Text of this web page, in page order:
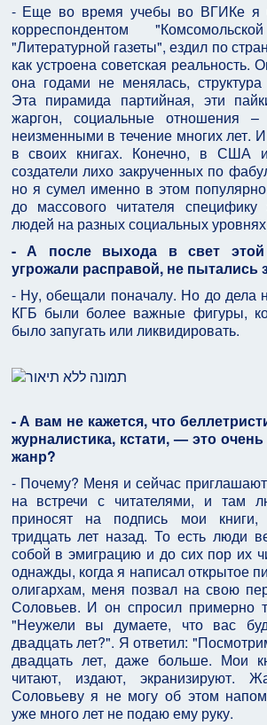
- Еще во время учебы во ВГИКе я
корреспондентом
"Литературной газеты", ездил по
как устроена советская реальность.
она годами не менялась,
Эта пирамида партийная, эти
жаргон, социальные отношения –
неизменными в течение многих лет.
в своих книгах. Конечно, в США
создатели лихо закрученных по
но я сумел именно в этом
до массового читателя специфику
людей на разных социальных
- А после выхода в свет
угрожали расправой, не пытались
- Ну, обещали поначалу. Но до дела
КГБ были более важные фигуры,
было запугать или ликвидировать.
- А вам не кажется, что
журналистика, кстати, — это
жанр?
- Почему? Меня и сейчас
на встречи с читателями, и там
приносят на подпись мои
тридцать лет назад. То есть люди
собой в эмиграцию и до сих пор их
однажды, когда я написал открытое
олигархам, меня позвал на свою
Соловьев. И он спросил примерно
"Неужели вы думаете, что вас
двадцать лет?". Я ответил:
двадцать лет, даже больше. Мои
читают, издают, экранизируют.
Соловьеву я не могу об этом
уже много лет не подаю ему руку.